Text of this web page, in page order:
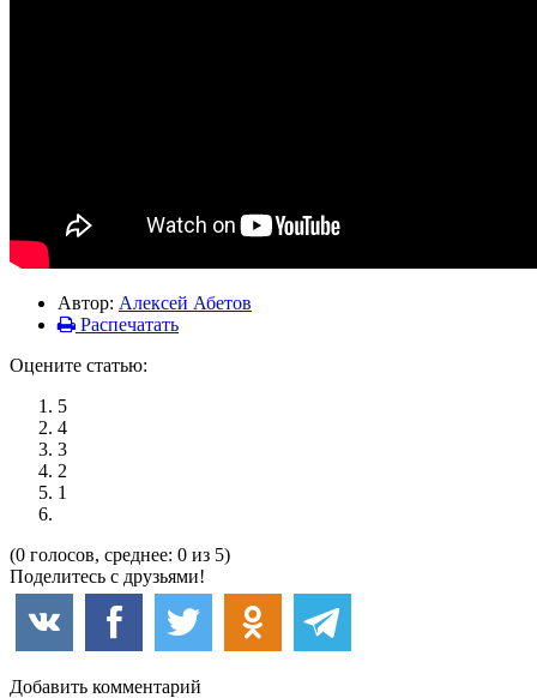
Автор: Алексей Абетов
Распечатать
Оцените статью:
5
4
3
2
1
(0 голосов, среднее: 0 из 5)
Поделитесь с друзьями!
Добавить комментарий